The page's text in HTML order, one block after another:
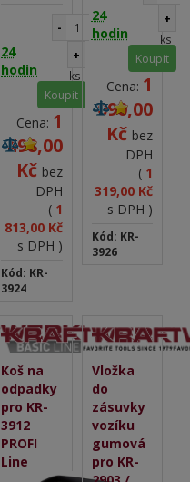
24
hodin
-
+
ks
Koupit
Cena: 1
498,00
Kč bez
DPH
( 1
813,00 Kč
s DPH )
Kód: KR-
3924
24
hodin
+
ks
Koupit
Cena: 1
090,00
Kč bez
DPH
( 1
319,00 Kč
s DPH )
Kód: KR-
3926
Koš na
odpadky
pro KR-
3912
PROFI
Line
Vložka
do
zásuvky
vozíku
gumová
pro KR-